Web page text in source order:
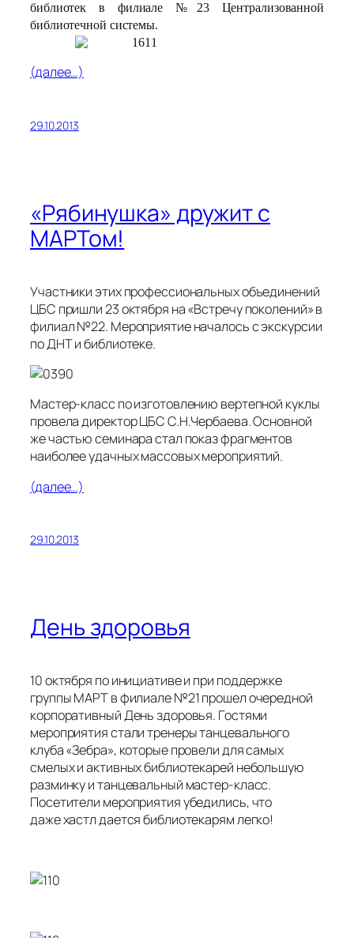
библиотек в филиале №23 Централизованной
библиотечной системы.
(далее…)
29.10.2013
«Рябинушка» дружит с
МАРТом!
Участники этих профессиональных объединений
ЦБС пришли 23 октября на «Встречу поколений» в
филиал №22. Мероприятие началось с экскурсии
по ДНТ и библиотеке.
Мастер-класс по изготовлению вертепной куклы
провела директор ЦБС С.Н.Чербаева. Основной
же частью семинара стал показ фрагментов
наиболее удачных массовых мероприятий.
(далее…)
29.10.2013
День здоровья
10 октября по инициативе и при поддержке
группы МАРТ в филиале №21 прошел очередной
корпоративный День здоровья. Гостями
мероприятия стали тренеры танцевального
клуба «Зебра», которые провели для самых
смелых и активных библиотекарей небольшую
разминку и танцевальный мастер-класс.
Посетители мероприятия убедились, что
даже хастл дается библиотекарям легко!